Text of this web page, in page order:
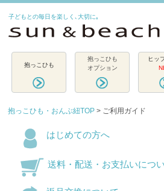
子どもとの毎日を楽しく､大切に｡
抱っこひも
抱っこひも
オプション
ヒッ
抱っこひも・おんぶ紐TOP > ご利用ガイド
はじめての方へ
送料・配送・お支払いにつ